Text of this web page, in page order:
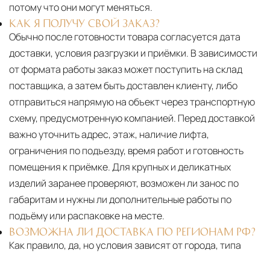
потому что они могут меняться.
КАК Я ПОЛУЧУ СВОЙ ЗАКАЗ?
Обычно после готовности товара согласуется дата
доставки, условия разгрузки и приёмки. В зависимости
от формата работы заказ может поступить на склад
поставщика, а затем быть доставлен клиенту, либо
отправиться напрямую на объект через транспортную
схему, предусмотренную компанией. Перед доставкой
важно уточнить адрес, этаж, наличие лифта,
ограничения по подъезду, время работ и готовность
помещения к приёмке. Для крупных и деликатных
изделий заранее проверяют, возможен ли занос по
габаритам и нужны ли дополнительные работы по
подъёму или распаковке на месте.
ВОЗМОЖНА ЛИ ДОСТАВКА ПО РЕГИОНАМ РФ?
Как правило, да, но условия зависят от города, типа